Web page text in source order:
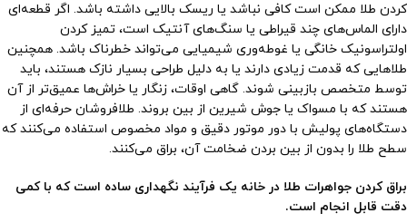
کردن طلا ممکن است کافی نباشد یا ریسک بالایی داشته باشد. اگر قطعه‌ای
دارای الماس‌های چند قیراطی یا سنگ‌های آنتیک است، تمیز کردن
اولتراسونیک خانگی یا غوطه‌وری شیمیایی می‌تواند خطرناک باشد. همچنین
طلاهایی که قدمت زیادی دارند یا به دلیل طراحی بسیار نازک هستند، باید
توسط متخصص بازبینی شوند. گاهی اوقات، زنگار یا خراش‌ها عمیق‌تر از آن
هستند که با مسواک یا جوش شیرین از بین بروند. طلافروشان حرفه‌ای از
دستگاه‌های پولیش با دور موتور دقیق و مواد مخصوص استفاده می‌کنند که
سطح طلا را بدون از بین بردن ضخامت آن، براق می‌کنند.
براق کردن جواهرات طلا در خانه یک فرآیند نگهداری ساده است که با کمی
دقت قابل انجام است.